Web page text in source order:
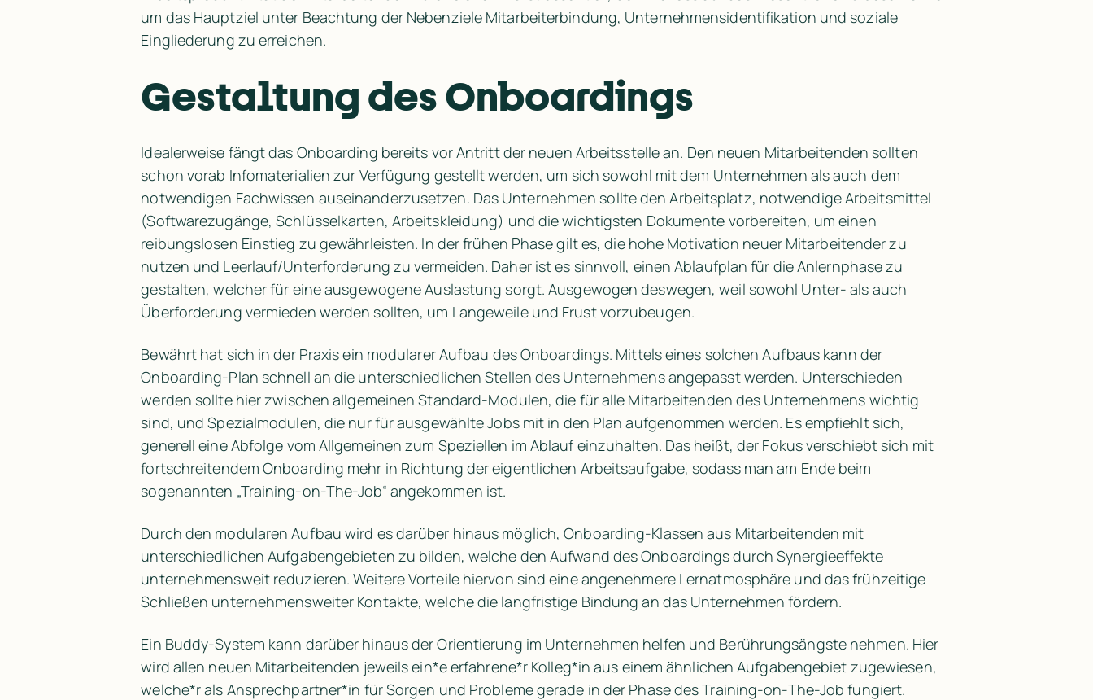
um das Hauptziel unter Beachtung der Nebenziele Mitarbeiterbindung, Unternehmensidentifikation und soziale
Eingliederung zu erreichen.
Gestaltung des Onboardings
Idealerweise fängt das Onboarding bereits vor Antritt der neuen Arbeitsstelle an. Den neuen Mitarbeitenden sollten
schon vorab Infomaterialien zur Verfügung gestellt werden, um sich sowohl mit dem Unternehmen als auch dem
notwendigen Fachwissen auseinanderzusetzen. Das Unternehmen sollte den Arbeitsplatz, notwendige Arbeitsmittel
(Softwarezugänge, Schlüsselkarten, Arbeitskleidung) und die wichtigsten Dokumente vorbereiten, um einen
reibungslosen Einstieg zu gewährleisten. In der frühen Phase gilt es, die hohe Motivation neuer Mitarbeitender zu
nutzen und Leerlauf/Unterforderung zu vermeiden. Daher ist es sinnvoll, einen Ablaufplan für die Anlernphase zu
gestalten, welcher für eine ausgewogene Auslastung sorgt. Ausgewogen deswegen, weil sowohl Unter- als auch
Überforderung vermieden werden sollten, um Langeweile und Frust vorzubeugen.
Bewährt hat sich in der Praxis ein modularer Aufbau des Onboardings. Mittels eines solchen Aufbaus kann der
Onboarding-Plan schnell an die unterschiedlichen Stellen des Unternehmens angepasst werden. Unterschieden
werden sollte hier zwischen allgemeinen Standard-Modulen, die für alle Mitarbeitenden des Unternehmens wichtig
sind, und Spezialmodulen, die nur für ausgewählte Jobs mit in den Plan aufgenommen werden. Es empfiehlt sich,
generell eine Abfolge vom Allgemeinen zum Speziellen im Ablauf einzuhalten. Das heißt, der Fokus verschiebt sich mit
fortschreitendem Onboarding mehr in Richtung der eigentlichen Arbeitsaufgabe, sodass man am Ende beim
sogenannten „Training-on-The-Job“ angekommen ist.
Durch den modularen Aufbau wird es darüber hinaus möglich, Onboarding-Klassen aus Mitarbeitenden mit
unterschiedlichen Aufgabengebieten zu bilden, welche den Aufwand des Onboardings durch Synergieeffekte
unternehmensweit reduzieren. Weitere Vorteile hiervon sind eine angenehmere Lernatmosphäre und das frühzeitige
Schließen unternehmensweiter Kontakte, welche die langfristige Bindung an das Unternehmen fördern.
Ein Buddy-System kann darüber hinaus der Orientierung im Unternehmen helfen und Berührungsängste nehmen. Hier
wird allen neuen Mitarbeitenden jeweils ein*e erfahrene*r Kolleg*in aus einem ähnlichen Aufgabengebiet zugewiesen,
welche*r als Ansprechpartner*in für Sorgen und Probleme gerade in der Phase des Training-on-The-Job fungiert.